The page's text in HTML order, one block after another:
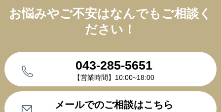
お悩みやご不安はなんでもご相談く
ださい！
043-285-5651
【営業時間】10:00~18:00
メールでのご相談はこちら